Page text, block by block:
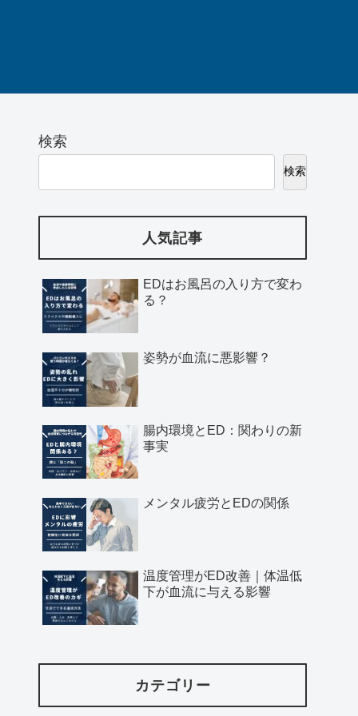
検索
検索
人気記事
EDはお風呂の入り方で変わ
る？
姿勢が血流に悪影響？
腸内環境とED：関わりの新
事実
メンタル疲労とEDの関係
温度管理がED改善｜体温低
下が血流に与える影響
カテゴリー